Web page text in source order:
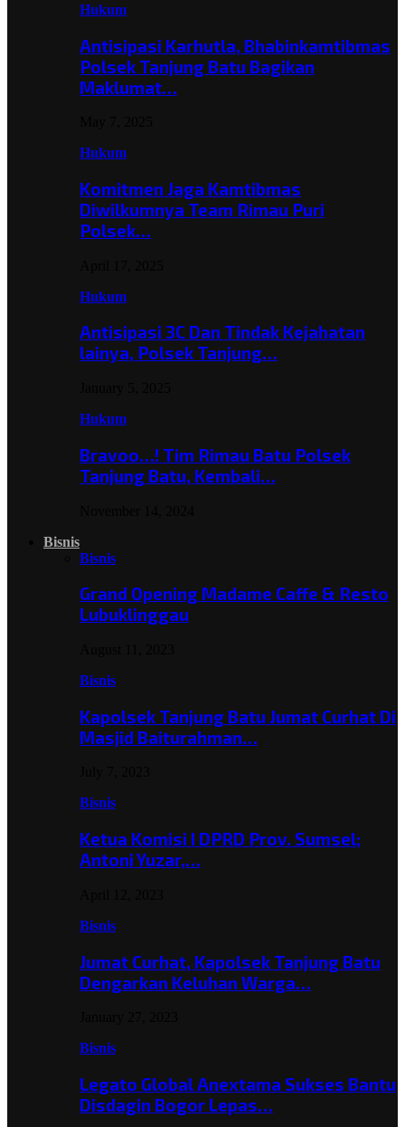
Hukum
Antisipasi Karhutla, Bhabinkamtibmas
Polsek Tanjung Batu Bagikan
Maklumat…
Hukum
Komitmen Jaga Kamtibmas
Diwilkumnya Team Rimau Puri
Polsek…
Hukum
Antisipasi 3C Dan Tindak Kejahatan
lainya, Polsek Tanjung…
Hukum
Bravoo…! Tim Rimau Batu Polsek
Tanjung Batu, Kembali…
Bisnis
Bisnis
Grand Opening Madame Caffe & Resto
Lubuklinggau
Bisnis
Kapolsek Tanjung Batu Jumat Curhat Di
Masjid Baiturahman…
Bisnis
Ketua Komisi I DPRD Prov. Sumsel;
Antoni Yuzar,…
Bisnis
Jumat Curhat, Kapolsek Tanjung Batu
Dengarkan Keluhan Warga…
Bisnis
Legato Global Anextama Sukses Bantu
Disdagin Bogor Lepas…